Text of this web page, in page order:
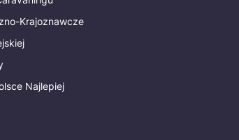
Krajoznawcze
Najlepiej